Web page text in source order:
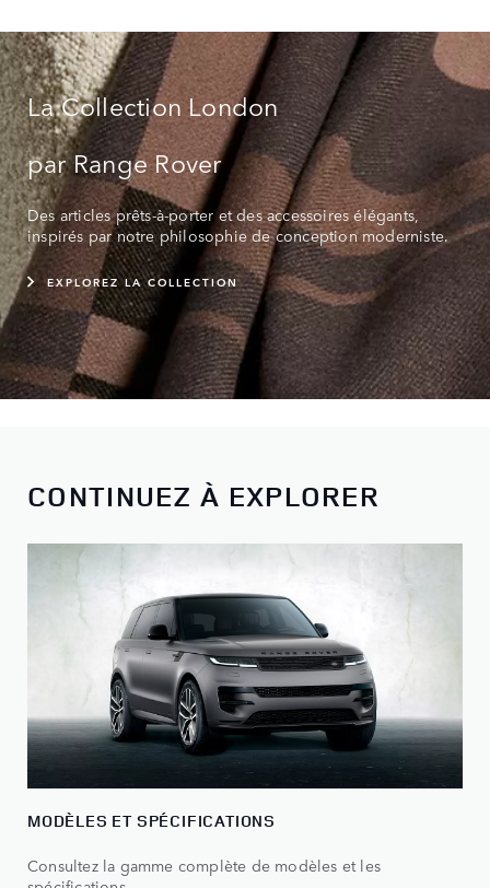
La Collection London
par Range Rover
Des articles prêts-à-porter et des accessoires élégants,
inspirés par notre philosophie de conception moderniste.
EXPLOREZ LA COLLECTION
CONTINUEZ À EXPLORER
MODÈLES ET SPÉCIFICATIONS
Consultez la gamme complète de modèles et les